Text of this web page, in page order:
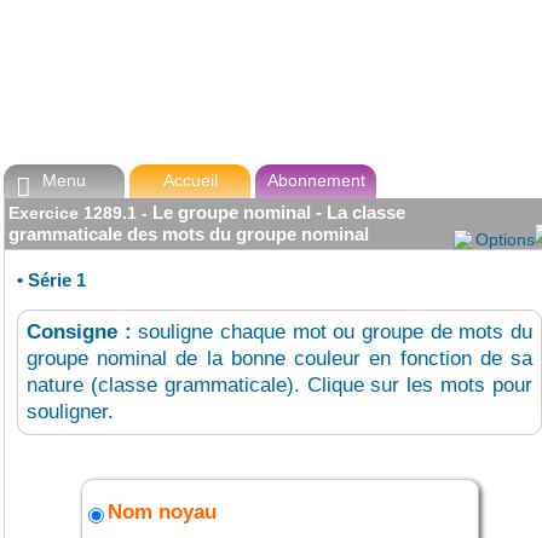
 Menu Accueil
Abonnement
Exercice 1289.1 - Le groupe nominal - La classe
grammaticale des mots du groupe nominal
Options
• Série 1
Consigne :souligne chaque mot ou groupe de mots du
groupe nominal de la bonne couleur en fonction de sa
nature (classe grammaticale). Clique sur les mots pour
souligner.
Nom noyau